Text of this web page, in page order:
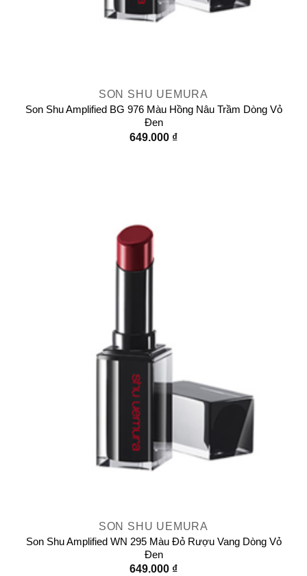
SON SHU UEMURA
Son Shu Amplified BG 976 Màu Hồng Nâu Trầm Dòng Vỏ
Đen
649.000 ₫
SON SHU UEMURA
Son Shu Amplified WN 295 Màu Đỏ Rượu Vang Dòng Vỏ
Đen
649.000 ₫